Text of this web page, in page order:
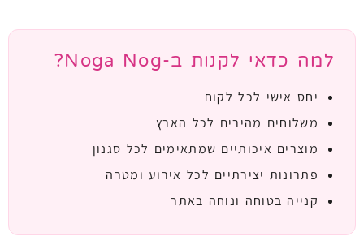
למה כדאי לקנות ב-Noga Nog?
יחס אישי לכל לקוח
משלוחים מהירים לכל הארץ
מוצרים איכותיים שמתאימים לכל סגנון
פתרונות יצירתיים לכל אירוע ומטרה
קנייה בטוחה ונוחה באתר